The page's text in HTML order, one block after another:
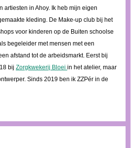
artiesten in Ahoy. Ik heb mijn eigen
kleding. De Make-up club bij het
voor kinderen op de Buiten schoolse
begeleider met mensen met een
afstand tot de arbeidsmarkt. Eerst bij
bij Zorgkwekerij Bloei in het atelier, maar
Sinds 2019 ben ik ZZPér in de